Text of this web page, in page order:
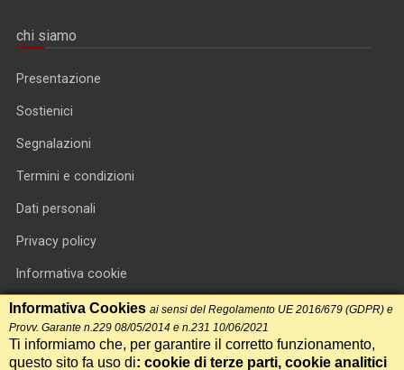
chi siamo
Presentazione
Sostienici
Segnalazioni
Termini e condizioni
Dati personali
Privacy policy
Informativa cookie
RSS feed
RSS Top News
Informativa Cookies ai sensi del Regolamento UE 2016/679 (GDPR) e
Provv. Garante n.229 08/05/2014 e n.231 10/06/2021
Ti informiamo che, per garantire il corretto funzionamento,
questo sito fa uso di: cookie di terze parti, cookie analitici